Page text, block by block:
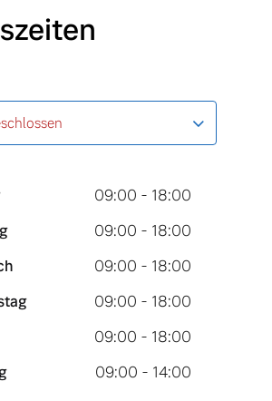
09:00 - 18:00
09:00 - 18:00
09:00 - 18:00
09:00 - 18:00
09:00 - 18:00
09:00 - 14:00